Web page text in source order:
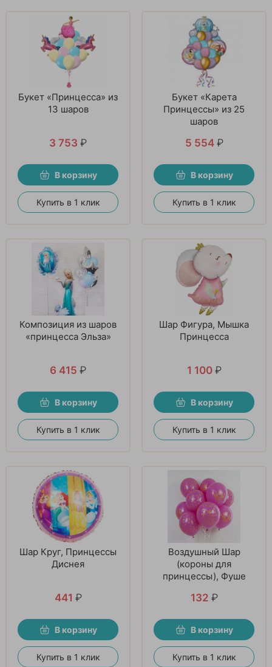
Букет «Принцесса» из
13 шаров
3 753 ₽
В корзину
Купить в 1 клик
Букет «Карета
Принцессы» из 25
шаров
5 554 ₽
В корзину
Купить в 1 клик
Композиция из шаров
«принцесса Эльза»
6 415 ₽
В корзину
Купить в 1 клик
Шар Фигура, Мышка
Принцесса
1 100 ₽
В корзину
Купить в 1 клик
Шар Круг, Принцессы
Диснея
441 ₽
В корзину
Купить в 1 клик
Воздушный Шар
(короны для
принцессы), Фуше
132 ₽
В корзину
Купить в 1 клик